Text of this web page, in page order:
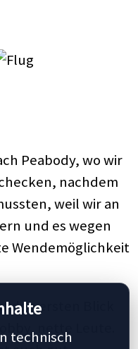
Peabody, wo wir
nachdem
weil wir an
und es wegen
Wendemöglichkeit
den ersten Blick
nette Leute.
technisch